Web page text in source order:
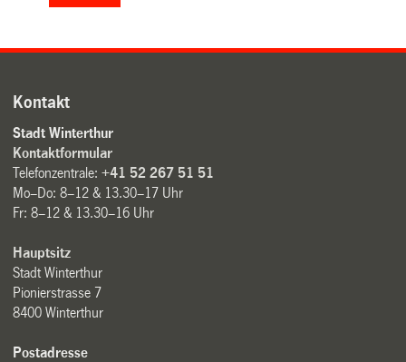
Kontakt
Stadt Winterthur
Kontaktformular
Telefonzentrale:+41 52 267 51 51
Mo–Do: 8–12 & 13.30–17 Uhr
Fr: 8–12 & 13.30–16 Uhr
Hauptsitz
Stadt Winterthur
Pionierstrasse 7
8400 Winterthur
Postadresse